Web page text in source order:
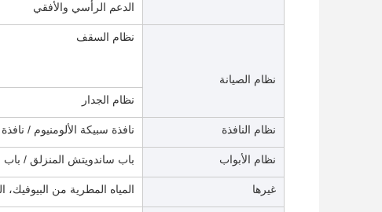
الدعم الرأسي والأفقي
نظام الصيانة
نظام السقف
نظام الجدار
نظام النافذة نافذة سبيكة الألومنيوم / نافذة PVC / مصباح السماء
نظام الأبواب باب ساندويتش المنزلق /
غيرها المياه المطرية من البيوفيك،